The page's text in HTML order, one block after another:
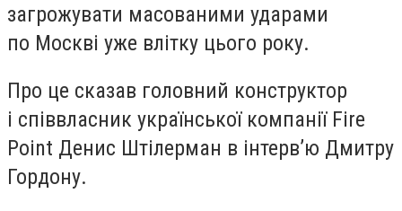
загрожувати масованими ударами
по Москві уже влітку цього року.
Про це сказав головний конструктор
і співвласник української компанії Fire
Point Денис Штілерман в інтерв’ю Дмитру
Гордону.